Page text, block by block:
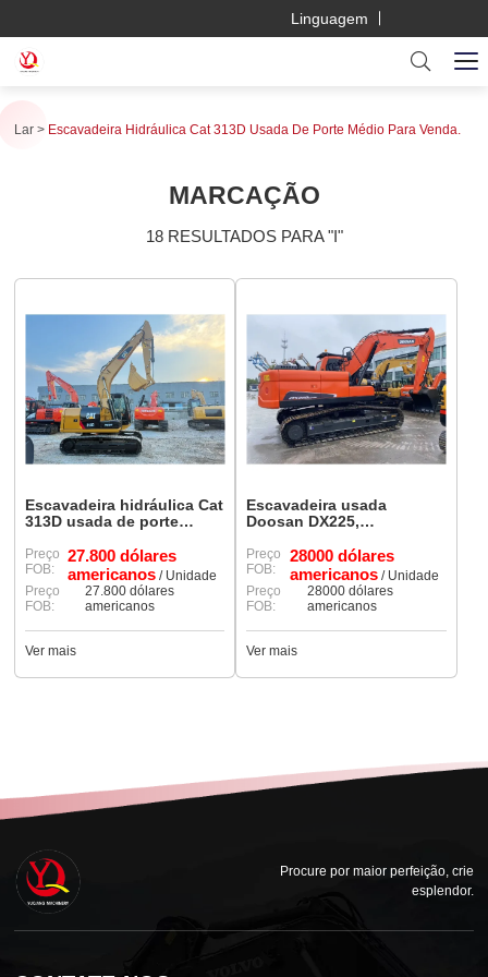
Linguagem
Lar Escavadeira Hidráulica Cat 313D Usada De Porte Médio Para Venda.
MARCAÇÃO
18 RESULTADOS PARA "I"
Escavadeira hidráulica Cat
313D usada de porte
Preço
FOB:
27.800 dólares
americanos / Unidade
Preço
FOB:
27.800 dólares
americanos
Ver mais
Escavadeira usada
Doosan DX225,
construção à venda
Preço
FOB:
28000 dólares
americanos/ Unidade
Preço
FOB:
28000 dólares
americanos
Ver mais
Procure por maior perfeição, crie
esplendor.